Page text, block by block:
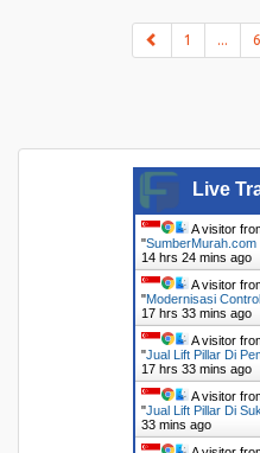
1 ... 6
Live
A visitor
"SumberMurah.com
14 hrs 24 mins ago
A visitor
"Modernisasi
17 hrs 33 mins ago
A visitor
"Jual Lift Pillar Di
17 hrs 33 mins ago
A visitor
"Jual Lift Pillar Di
33 mins ago